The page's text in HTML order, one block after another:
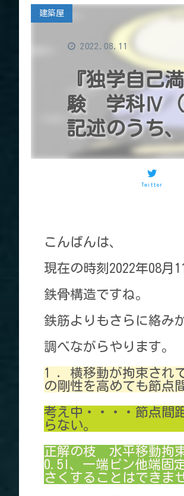
『独学自
験 学科Ⅳ（
記述のうち
建築屋
Twitter
2022.08.11
こんばんは、
現在の時刻2022年08月
鉄骨構造ですね。
鉄筋よりもさらに絡み
調べながらやります。
1 ．横移動が拘束され
の剛性を高めても節点
考え中・・・・節点間
らない。
正解の枝 水平移動拘
0.5l、一端ピン他端固
さくすることはできま